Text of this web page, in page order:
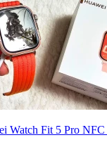
Watch Fit 5 Pro